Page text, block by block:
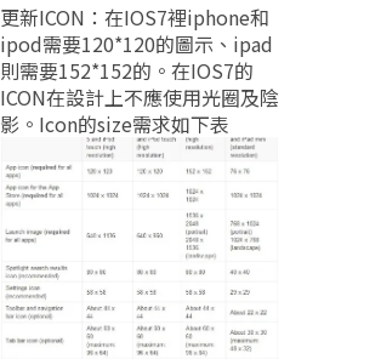
更新ICON：在IOS7裡iphone和
ipod需要120*120的圖示、ipad
則需要152*152的。在IOS7的
ICON在設計上不應使用光圈及陰
影。Icon的size需求如下表